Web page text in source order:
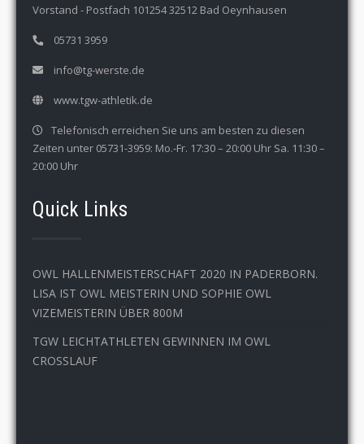
Vorstand - Postfach 101254 32512 Bad Oeynhausen
05731 3959
info@tg-werste.de
www.tgw-athletik.de
Telefonisch erreichen Sie uns am besten zu diesen
Zeiten unter 05731-3959: Mo.-Fr. 17:30 – 20:00 Uhr Sa. 11:30 –
20:00 Uhr
Quick Links
OWL HALLENMEISTERSCHAFT 2020 IN PADERBORN.
LISA IST OWL MEISTERIN UND SOPHIE OWL
VIZEMEISTERIN ÜBER 800M
TGW LEICHTATHLETEN GEWINNEN IM OWL
CROSSLAUF